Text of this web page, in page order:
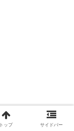
トップ サイドバー